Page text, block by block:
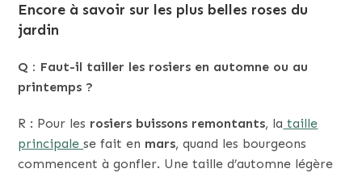
Encore à savoir sur les plus belles roses du
jardin
Q : Faut-il tailler les rosiers en automne ou au
printemps ?
R : Pour les rosiers buissons remontants, la taille
principalese fait en mars, quand les bourgeons
commencent à gonfler. Une taille d’automne légère